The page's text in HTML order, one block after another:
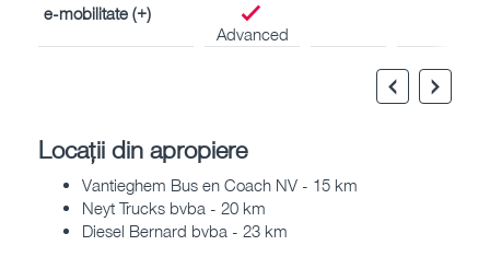
e-mobilitate (+)
Advanced
Locații din apropiere
Vantieghem Bus en Coach NV - 15 km
Neyt Trucks bvba - 20 km
Diesel Bernard bvba - 23 km